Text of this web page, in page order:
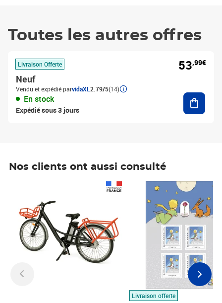
Toutes les autres offres
Livraison Offerte
Neuf
Vendu et expédié parvidaXL 2.79/5(14)
En stock
Expédié sous 3 jours
53,99€
Nos clients ont aussi consulté
Livraison offerte
Prix 7,50€